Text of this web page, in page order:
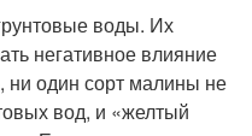
воды. Их
негативное влияние
ни один сорт малины не
вод, и «желтый